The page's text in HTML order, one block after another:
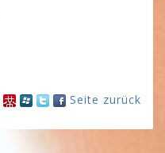
Seite zurück